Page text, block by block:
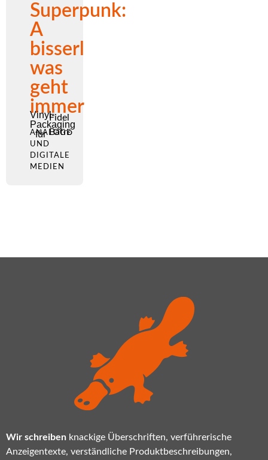
Superpunk:
A
bisserl
was
geht
immer
Vinyl-
Packaging
für
Fidel
Batro
ANALOGE
UND
DIGITALE
MEDIEN
Wir schreiben knackige Überschriften, verführerische
Anzeigentexte, verständliche Produktbeschreibungen,